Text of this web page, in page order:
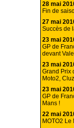
28 mai
Fin de
27 mai
Succès de
23 mai
GP de
devant
23 mai
Grand Prix
Moto2,
23 mai
GP de
Mans !
22 mai
MOTO2